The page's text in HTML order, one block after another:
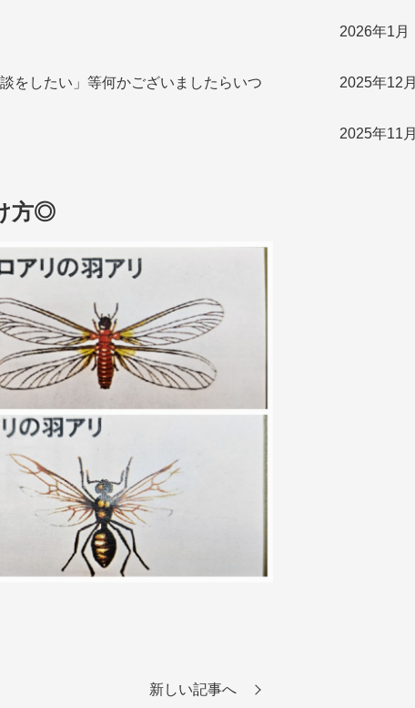
をしたい」等何かございましたらいつ
方◎
新しい記事へ
2026年1月
2025年12月
2025年11月